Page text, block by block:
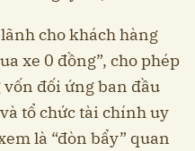
cho khách hàng
xe 0 đồng”, cho phép
đối ứng ban đầu
tổ chức tài chính uy
là “đòn bẩy” quan